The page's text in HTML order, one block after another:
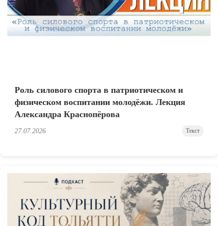
Роль силового спорта в патриотическом и
физическом воспитании молодёжи. Лекция
Александра Краснопёрова
27.07.2026 Текст